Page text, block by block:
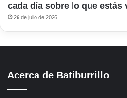
cada día sobre lo que estás
26 de julio de 2026
Acerca de Batiburrillo